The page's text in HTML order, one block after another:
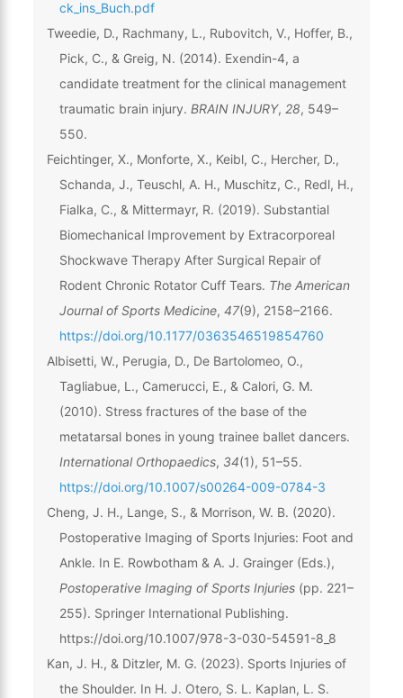
ck_ins_Buch.pdf
Tweedie, D., Rachmany, L., Rubovitch, V., Hoffer, B.,
Pick, C., & Greig, N. (2014). Exendin-4, a
candidate treatment for the clinical management
traumatic brain injury. BRAIN INJURY, 28, 549–
550.
Feichtinger, X., Monforte, X., Keibl, C., Hercher, D.,
Schanda, J., Teuschl, A. H., Muschitz, C., Redl, H.,
Fialka, C., & Mittermayr, R. (2019). Substantial
Biomechanical Improvement by Extracorporeal
Shockwave Therapy After Surgical Repair of
Rodent Chronic Rotator Cuff Tears. The American
Journal of Sports Medicine, 47(9), 2158–2166.
https://doi.org/10.1177/0363546519854760
Albisetti, W., Perugia, D., De Bartolomeo, O.,
Tagliabue, L., Camerucci, E., & Calori, G. M.
(2010). Stress fractures of the base of the
metatarsal bones in young trainee ballet dancers.
International Orthopaedics, 34(1), 51–55.
https://doi.org/10.1007/s00264-009-0784-3
Cheng, J. H., Lange, S., & Morrison, W. B. (2020).
Postoperative Imaging of Sports Injuries: Foot and
Ankle. In E. Rowbotham & A. J. Grainger (Eds.),
Postoperative Imaging of Sports Injuries(pp. 221–
255). Springer International Publishing.
https://doi.org/10.1007/978-3-030-54591-8_8
Kan, J. H., & Ditzler, M. G. (2023). Sports Injuries of
the Shoulder. In H. J. Otero, S. L. Kaplan, L. S.